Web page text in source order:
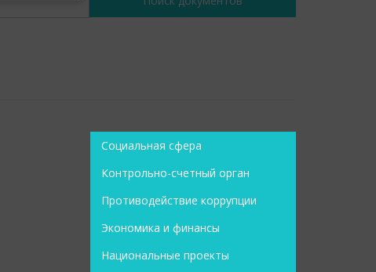
Социальная сфера
Контрольно-счетный орган
Противодействие коррупции
Экономика и финансы
Национальные проекты